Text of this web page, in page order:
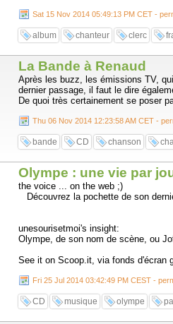
Sat 15 Nov 2014 05:49:13 PM CET -
album chanteur clerc
La Bande à Renaud
Après les buzz, les émissions TV,
dernier passage, il faut le dire
De quoi très certainement se poser
Thu 06 Nov 2014 12:23:58 AM CET -
bande CD chanson
Olympe : une vie par
the voice ... on the web ;)
Découvrez la pochette de son
unesourisetmoi's insight:
Olympe, de son nom de scène, ou
See it on Scoop.it, via fonds d'écran
Fri 25 Jul 2014 03:42:49 PM CEST -
CD musique olympe